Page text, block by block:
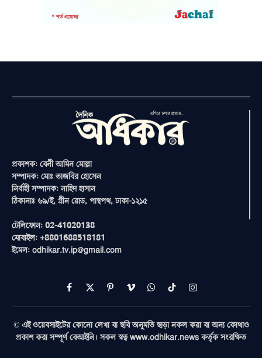
প্রকাশক: বেনী আমিন মোল্লা
সম্পাদক: মোঃ তাজবির হোসেন
নির্বাহী সম্পাদক: নাহিদ হাসান
ঠিকানাঃ ৬৯/ই, গ্রীন রোড, পান্থপথ, ঢাকা-১২১৫
টেলিফোন: 02-41020138
মোবাইল: +8801688518181
ইমেল: odhikar.tv.ip@gmail.com
Facebook
X
(Twitter)
PinterestVimeoWhatsAppTikTokInstagram
© এই ওয়েবসাইটের কোনো লেখা বা ছবি অনুমতি ছাড়া নকল করা বা অন্য কোথাও
প্রকাশ করা সম্পূর্ণ বেআইনি। সকল স্বত্ব www.odhikar.news কর্তৃক সংরক্ষিত